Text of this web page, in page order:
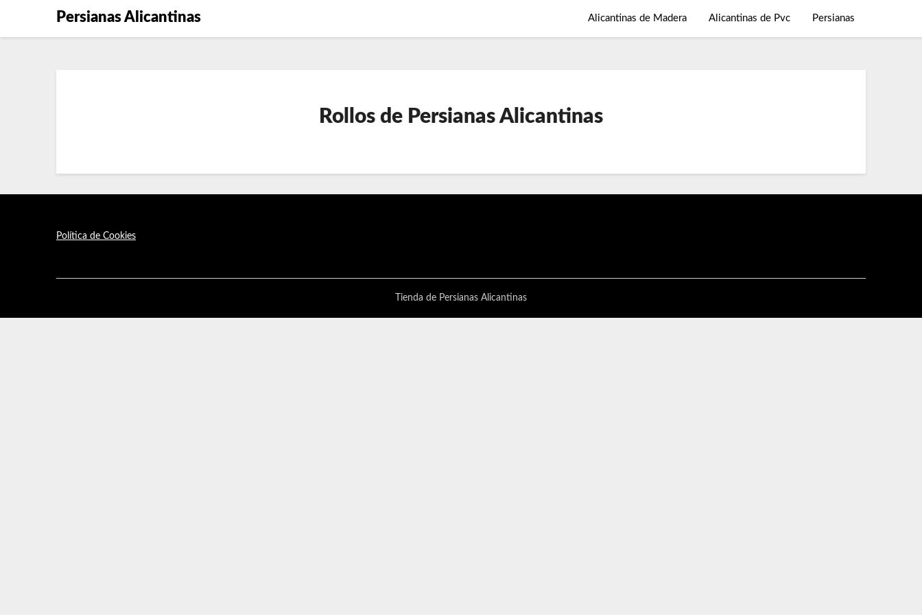
Persianas Alicantinas Alicantinas de Madera Alicantinas de Pvc Persianas
Rollos de Persianas Alicantinas
Política de Cookies
Tienda de Persianas Alicantinas